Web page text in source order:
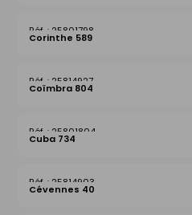
25801798
Corinthe 589
25814927
Coïmbra 804
25801804
Cuba 734
25814903
Cévennes 40